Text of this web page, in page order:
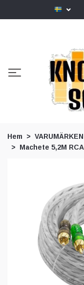
Hem VARUMÄRKEN
Machete 5,2M RCA